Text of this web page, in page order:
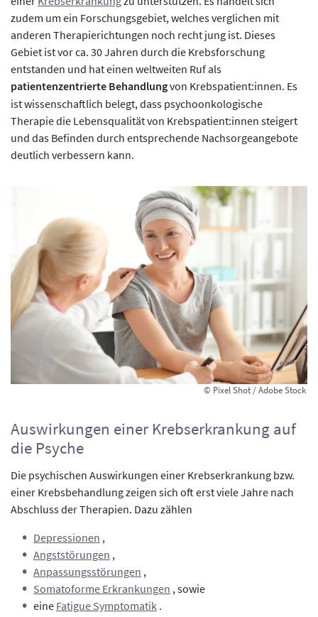
zudem um ein Forschungsgebiet, welches verglichen mit
anderen Therapierichtungen noch recht jung ist. Dieses
Gebiet ist vor ca. 30 Jahren durch die Krebsforschung
entstanden und hat einen weltweiten Ruf als
patientenzentrierte Behandlungvon Krebspatient:innen. Es
ist wissenschaftlich belegt, dass psychoonkologische
Therapie die Lebensqualität von Krebspatient:innen steigert
und das Befinden durch entsprechende Nachsorgeangebote
deutlich verbessern kann.
© Pixel Shot / Adobe Stock
Auswirkungen einer Krebserkrankung auf
die Psyche
Die psychischen Auswirkungen einer Krebserkrankung bzw.
einer Krebsbehandlung zeigen sich oft erst viele Jahre nach
Abschluss der Therapien. Dazu zählen
Depressionen ,
Angststörungen ,
Anpassungsstörungen ,
Somatoforme Erkrankungen , sowie
eine Fatigue Symptomatik .